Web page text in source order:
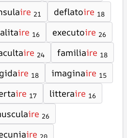
ire 21 deflatoire 18
ire 16 executoire 26
ire 24 familiaire 18
ire 18 imaginaire 15
ire 17 litteraire 16
ire 26
ire